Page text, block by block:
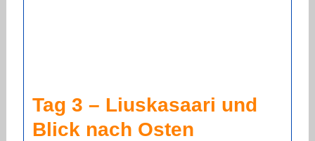
Tag 3 – Liuskasaari und
Blick nach Osten